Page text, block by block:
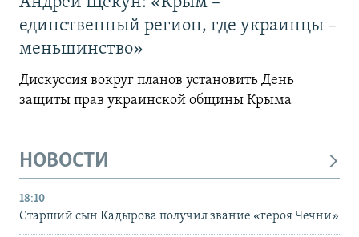
единственный регион, где украинцы –
меньшинство»
Дискуссия вокруг планов установить День
защиты прав украинской общины Крыма
НОВОСТИ
18:10
Старший сын Кадырова получил звание «героя Чечни»